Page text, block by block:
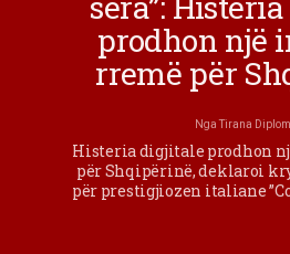
prodhon një
rremë për
Nga Tirana
Histeria digjitale prodhon
për Shqipërinë, deklaroi
për prestigjiozen italiane